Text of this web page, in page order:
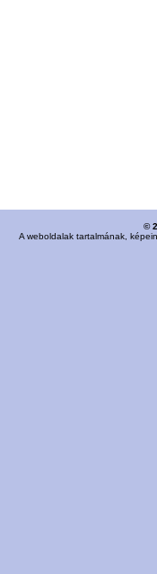
©
A weboldalak tartalmának,